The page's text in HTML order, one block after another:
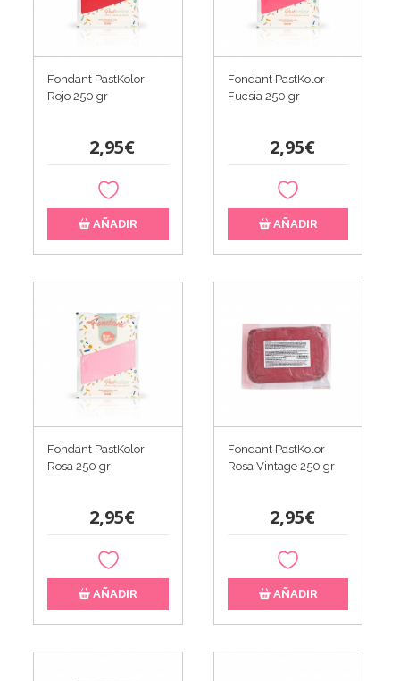
Fondant PastKolor
Rojo 250 gr
2,95€
AÑADIR
Fondant PastKolor
Fucsia 250 gr
2,95€
AÑADIR
Fondant PastKolor
Rosa 250 gr
2,95€
AÑADIR
Fondant PastKolor
Rosa Vintage 250 gr
2,95€
AÑADIR